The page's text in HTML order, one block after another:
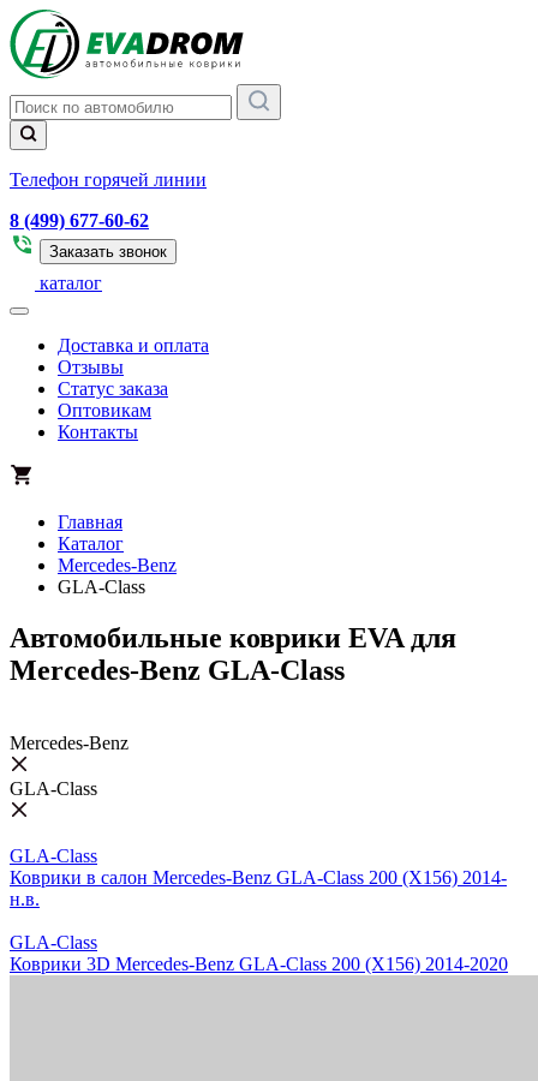
Телефон горячей линии
8 (499) 677-60-62
Заказать звонок
каталог
Доставка и оплата
Отзывы
Статус заказа
Оптовикам
Контакты
Главная
Каталог
Mercedes-Benz
GLA-Class
Автомобильные коврики EVA для
Mercedes-Benz GLA-Class
Mercedes-Benz
GLA-Class
GLA-Class
Коврики в салон Mercedes-Benz GLA-Class 200 (X156) 2014-
н.в.
GLA-Class
Коврики 3D Mercedes-Benz GLA-Class 200 (X156) 2014-2020